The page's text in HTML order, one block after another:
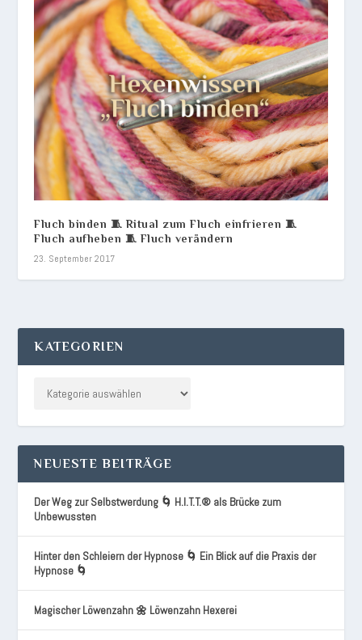
Fluch binden 🧵 Ritual zum Fluch einfrieren 🧵
Fluch aufheben 🧵 Fluch verändern
23. September 2017
KATEGORIEN
NEUESTE BEITRÄGE
Der Weg zur Selbstwerdung 🌀 H.I.T.T.® als Brücke zum
Unbewussten
Hinter den Schleiern der Hypnose 🌀 Ein Blick auf die Praxis der
Hypnose 🌀
Magischer Löwenzahn 🌼 Löwenzahn Hexerei